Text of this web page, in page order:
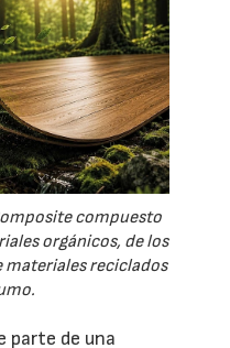
compuesto
orgánicos, de los
materiales reciclados
parte de una